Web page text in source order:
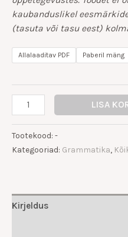
kaubanduslikel
(tasuta või tasu eest)
Allalaaditav PDF Paberil mäng
LISA
Tootekood: -
Kategooriad: Grammatika,
Kirjeldus